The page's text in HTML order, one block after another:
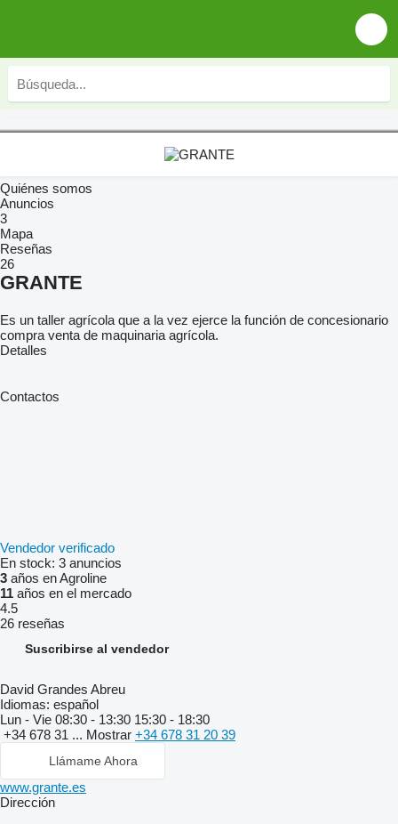
Quiénes somos
Anuncios
3
Mapa
Reseñas
26
GRANTE
Es un taller agrícola que a la vez ejerce la función de concesionario
compra venta de maquinaria agrícola.
Detalles
Contactos
Vendedor verificado
En stock: 3 anuncios
3 años en Agroline
11 años en el mercado
4.5
26 reseñas
Suscribirse al vendedor
David Grandes Abreu
Idiomas: español
Lun - Vie 08:30 - 13:30 15:30 - 18:30
+34 678 31 ... Mostrar +34 678 31 20 39
Llámame Ahora
www.grante.es
Dirección